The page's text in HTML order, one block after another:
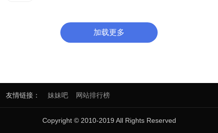
加载更多
友情链接： 妹妹吧 网站排行榜
Copyright © 2010-2019 All Rights Reserved